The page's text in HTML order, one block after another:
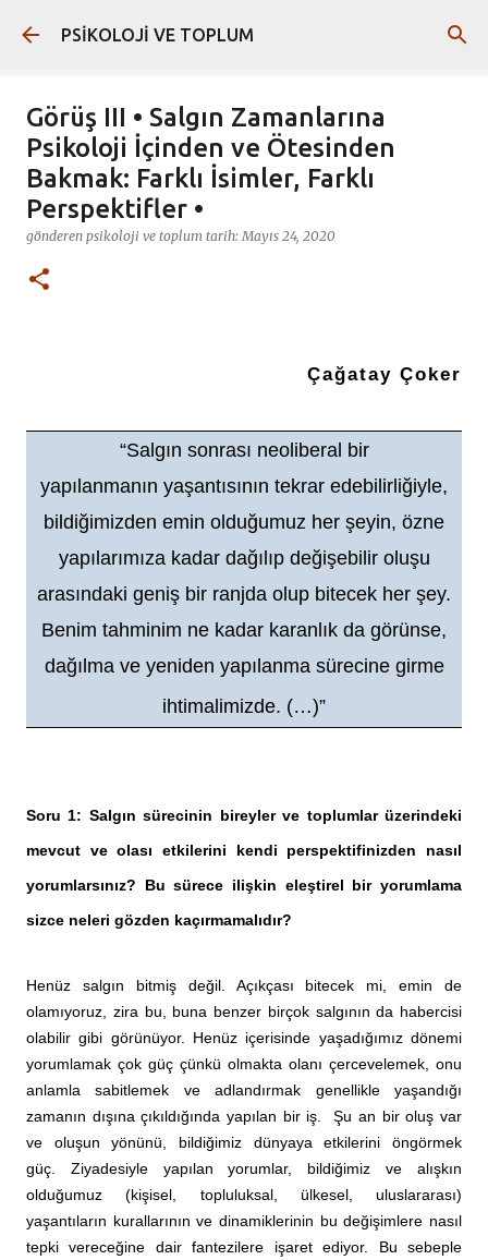
Ana içeriğe atla
PSİKOLOJİ VE TOPLUM
Görüş III • Salgın Zamanlarına
Psikoloji İçinden ve Ötesinden
Bakmak: Farklı İsimler, Farklı
Perspektifler •
gönderen psikoloji ve toplum tarih:Mayıs 24, 2020
Çağatay Çoker
“Salgın sonrası neoliberal bir
yapılanmanın yaşantısının tekrar edebilirliğiyle,
bildiğimizden emin olduğumuz her şeyin, özne
yapılarımıza kadar dağılıp değişebilir oluşu
arasındaki geniş bir ranjda olup bitecek her şey.
Benim tahminim ne kadar karanlık da görünse,
dağılma ve yeniden yapılanma sürecine girme
ihtimalimizde. (…)”
Soru 1: Salgın sürecinin bireyler ve toplumlar üzerindeki
mevcut ve olası etkilerini kendi perspektifinizden nasıl
yorumlarsınız? Bu sürece ilişkin eleştirel bir yorumlama
sizce neleri gözden kaçırmamalıdır?
Henüz salgın bitmiş değil. Açıkçası bitecek mi, emin de
olamıyoruz, zira bu, buna benzer birçok salgının da habercisi
olabilir gibi görünüyor. Henüz içerisinde yaşadığımız dönemi
yorumlamak çok güç çünkü olmakta olanı çercevelemek, onu
anlamla sabitlemek ve adlandırmak genellikle yaşandığı
zamanın dışına çıkıldığında yapılan bir iş. Şu an bir oluş var
ve oluşun yönünü, bildiğimiz dünyaya etkilerini öngörmek
güç.
Ziyadesiyle yapılan yorumlar, bildiğimiz ve alışkın
olduğumuz (kişisel, topluluksal, ülkesel, uluslararası)
yaşantıların kurallarının ve dinamiklerinin bu değişimlere nasıl
tepki vereceğine dair fantezilere işaret ediyor. Bu sebeple